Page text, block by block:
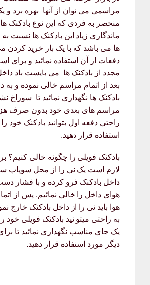
مراسمی می توان از آنها بهره برد و
منحصر به فردی که این نوع بادکنک ها
ماندگاری زیاد این بادکنک ها نسبت به
ها می باشد که با یک بار خرید کردن می
دفعات از آن استفاده نمائید و برای
مجدد از بادکنک ها می بایست باد داخل
بعد از اتمام مراسم خالی نموده و به
بادکنک ها نگهداری نمائید تا سوراخ
مراسم های بعدی خود بدون صرف
راحتی دفعه اول بتوانید بادکنک خود
استفاده قرار دهید.
بادکنک فویلی را چگونه خالی کنیم؟
لازم است یک نی را از محل سوپاپ
داخل بادکنک فرو کرده و با فشار
هوای داخل را خالی نمائیم. پس از
هوا باید نی را از داخل بادکنک خارج
به راحتی میتوانید بادکنک فویلی خود
یک جای مناسب نگهداری نمائید تا
دیگر مورد استفاده قرار دهید.